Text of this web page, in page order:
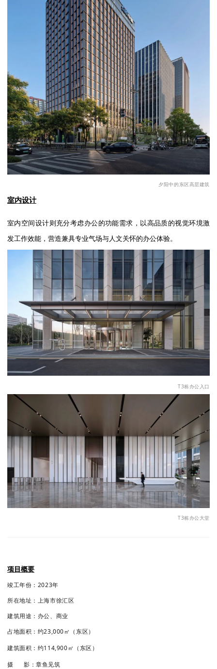
夕阳中的东区高层建筑
室内设计
室内空间设计则充分考虑办公的功能需求，以高品质的视觉环境激
发工作效能，营造兼具专业气场与人文关怀的办公体验。
T3栋办公入口
T3栋办公大堂
项目概要
竣工年份： 2023年
所在地址：上海市徐汇区
建筑用途：办公、商业
占地面积：约23,000㎡（东区）
建筑面积：约114,900㎡ （东区）
摄 影：章鱼见筑